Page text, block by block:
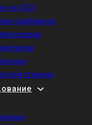
из ЛСП
разборное
станции